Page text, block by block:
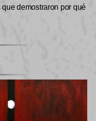
demostraron por qué